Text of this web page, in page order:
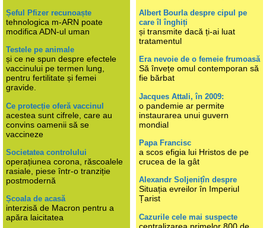
Șeful Pfizer recunoaște
tehnologica m-ARN poate
modifica ADN-ul uman
Testele pe animale
și ce ne spun despre efectele
vaccinului pe termen lung,
pentru fertilitate și femei
gravide.
Ce protecție oferă vaccinul
acestea sunt cifrele, care au
convins oamenii să se
vaccineze
Societatea controlului
operațiunea corona, răscoalele
rasiale, piese într-o tranziție
postmodernă
Școala de acasă
interzisă de Macron pentru a
apăra laicitatea
Albert Bourla despre cipul pe
care îl înghiți
și transmite dacă ți-ai luat
tratamentul
Era nevoie de o femeie frumoasă
Să învețe omul contemporan să
fie bărbat
Jacques Attali, în 2009:
o pandemie ar permite
instaurarea unui guvern
mondial
Papa Francisc
a scos efigia lui Hristos de pe
crucea de la gât
Alexandr Soljenițîn despre
Situația evreilor în Imperiul
Țarist
Cazurile cele mai suspecte
centralizarea primelor 800 de